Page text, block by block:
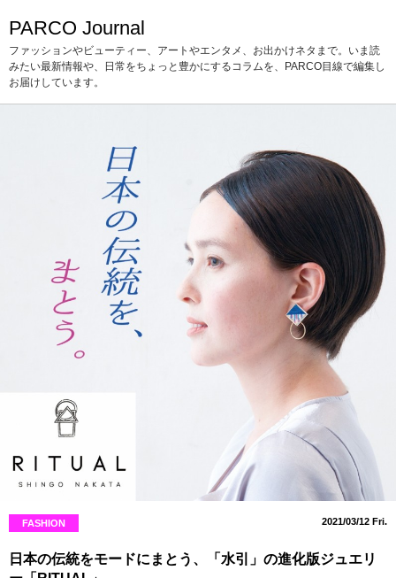
PARCO Journal
ファッションやビューティー、アートやエンタメ、お出かけネタまで。いま読
みたい最新情報や、日常をちょっと豊かにするコラムを、PARCO目線で編集し
お届けしています。
FASHION 2021/03/12 Fri.
日本の伝統をモードにまとう、「水引」の進化版ジュエリ